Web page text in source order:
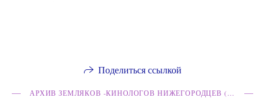
Поделиться ссылкой